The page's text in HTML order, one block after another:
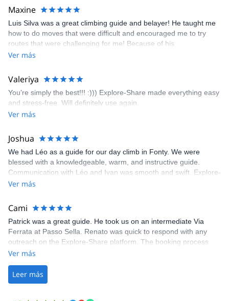
kindly offered train station pick-up and hotel drop off, which I
appreciated very much. The multi-pitch route we did was not only
fun but also the right amount of challenge, which I thoroughly
enjoyed. The communication from the team (Gauthier) was
prompt and clear—highly recommend!
Maxine
Luis Silva was a great climbing guide and belayer! He taught me
how to do moves that were difficult and encouraged me to try
routes that were challenging for me! Because of his
encouragement, I managed to complete these routes! I really
area. The weather was perfect, no direct sun and cool enough to
enjoy the climbs. Explore-Share made booking an outdoor
climbing experience in Lisbon extremely easy. Luis, our guide,
was fantastic, and the platform’s organization was flawless.
Ver más
Valeriya
You’re simply the best!!! :))) Explore-Share made everything easy
and stress-free. Will definitely use again.
Ver más
Joshua
We had Léo as a guide for our day climb in Fonty. We were
blessed with a knowledgeable, warm, and instructive guide.
Communication with Léo and Ivan was smooth and swift. Explore-
Share was excellent in arranging everything for our day climb.
making our adventure stress-free.
Ver más
Cami
Patrick was a great guide. He took us on an intermediate Via
Ferrata at Passo Sella. Renato was quick to respond with any
outreach on the Explore-Share platform. The booking process
was straightforward, and once Patrick was confirmed, all went
the platform.
Ver más
Leer más